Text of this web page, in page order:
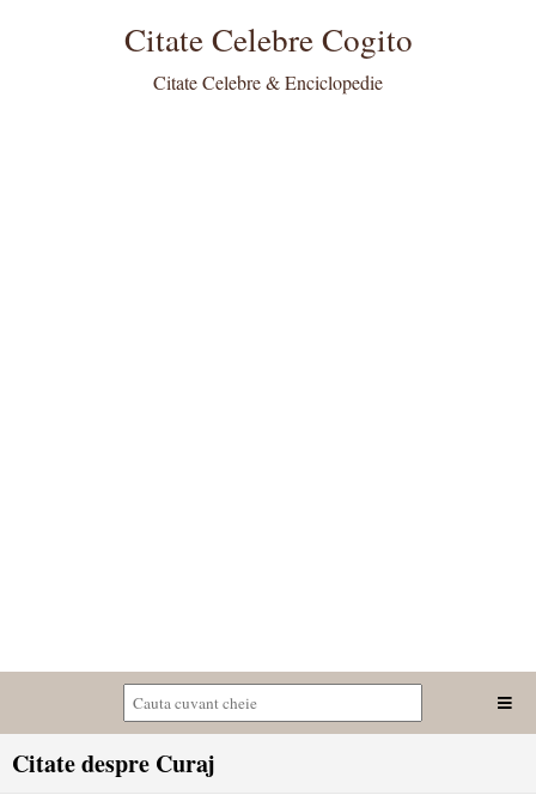
Citate Celebre Cogito
Citate Celebre & Enciclopedie
Citate despre Curaj